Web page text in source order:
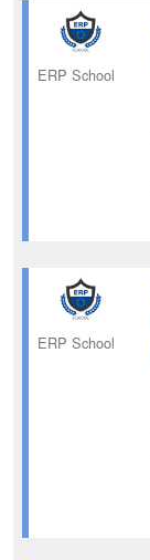
ERP School
ERP School